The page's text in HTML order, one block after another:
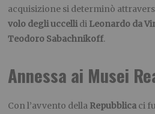
acquisizione si determinò
volo degli uccellidi Leonardo da
Teodoro Sabachnikoff.
Annessa ai Musei
Con l’avvento della Repubblica ci